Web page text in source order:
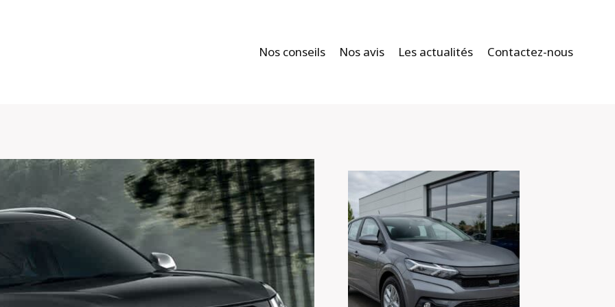
Nos conseils Nos avis Les actualités Contactez-nous